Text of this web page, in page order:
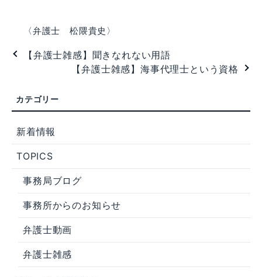
〈弁護士 松隈貴史〉
【弁護士雑感】聞きなれない用語
【弁護士雑感】海事代理士という資格
新着情報
TOPICS
事務局ブログ
事務所からのお知らせ
弁護士動画
弁護士雑感